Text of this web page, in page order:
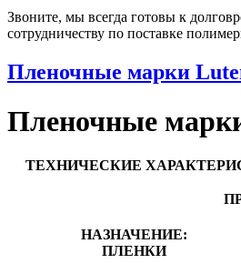
Звоните, мы всегда готовы к
сотрудничеству по поставке
Пленочные марки
Пленочные
ТЕХНИЧЕСКИЕ
НАЗНАЧЕНИЕ:
ПЛЕНКИ